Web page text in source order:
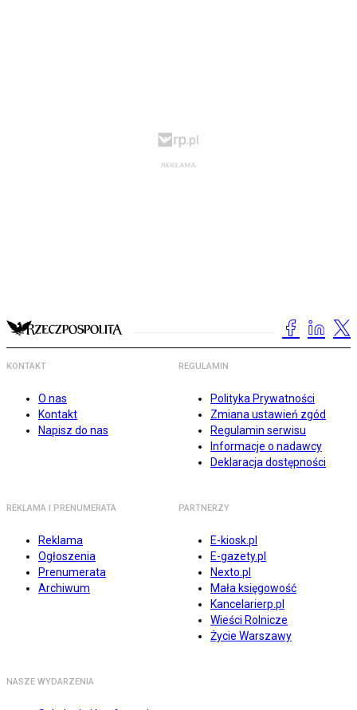
KONTAKT
O nas
Kontakt
Napisz do nas
REGULAMIN
Polityka Prywatności
Zmiana ustawień zgód
Regulamin serwisu
Informacje o nadawcy
Deklaracja dostępności
REKLAMA I PRENUMERATA
Reklama
Ogłoszenia
Prenumerata
Archiwum
PARTNERZY
E-kiosk.pl
E-gazety.pl
Nexto.pl
Mała księgowość
Kancelarierp.pl
Wieści Rolnicze
Życie Warszawy
NASZE WYDARZENIA